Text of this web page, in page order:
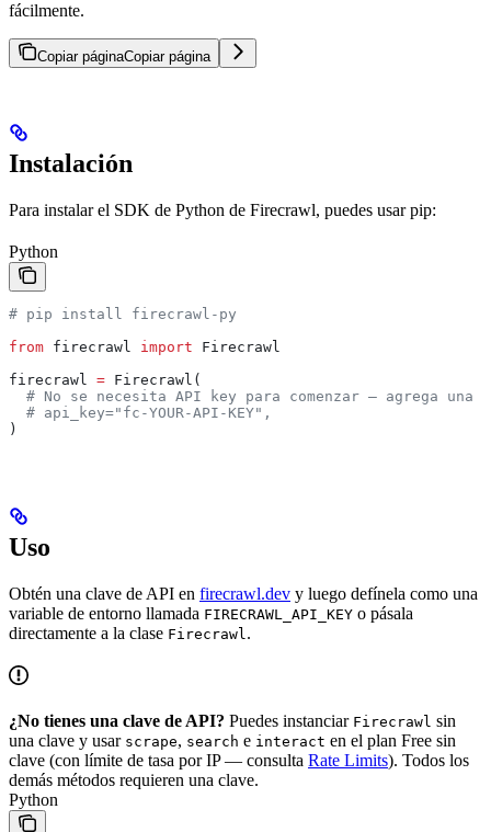
fácilmente.
Copiar páginaCopiar página
Instalación
Para instalar el SDK de Python de Firecrawl, puedes usar pip:
Python
# pip install firecrawl-py
from firecrawl import Firecrawl
firecrawl = Firecrawl(
# No se necesita API key para comenzar — agrega una
  # api_key="fc-YOUR-API-KEY",
)
Uso
Obtén una clave de API en firecrawl.dev y luego defínela como una
variable de entorno llamada FIRECRAWL_API_KEY o pásala
directamente a la clase Firecrawl.
¿No tienes una clave de API? Puedes instanciar Firecrawl sin
una clave y usar scrape, search e interact en el plan Free sin
clave (con límite de tasa por IP — consulta Rate Limits). Todos los
demás métodos requieren una clave.
Python